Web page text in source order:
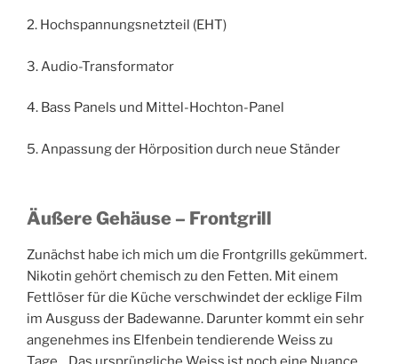
2. Hochspannungsnetzteil (EHT)
3. Audio-Transformator
4. Bass Panels und Mittel-Hochton-Panel
5. Anpassung der Hörposition durch neue Ständer
Äußere Gehäuse – Frontgrill
Zunächst habe ich mich um die Frontgrills gekümmert.
Nikotin gehört chemisch zu den Fetten. Mit einem
Fettlöser für die Küche verschwindet der ecklige Film
im Ausguss der Badewanne. Darunter kommt ein sehr
angenehmes ins Elfenbein tendierende Weiss zu